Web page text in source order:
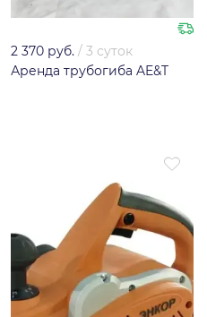
2 370 руб. / 3 суток
Аренда трубогиба AE&T